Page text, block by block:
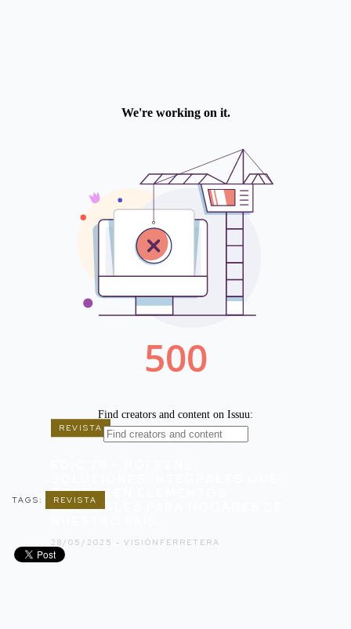
REVISTA
CONDUCEN ELEMENTOS
ESENCIALES PARA HOGARES DE
28/05/2025 - VISIÓNFERRETERA
TAGS: REVISTA